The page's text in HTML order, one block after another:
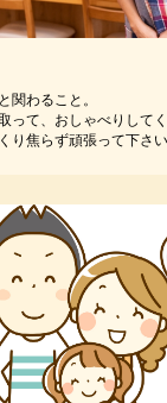
関わること。
って、おしゃべりしてく
り焦らず頑張って下さ